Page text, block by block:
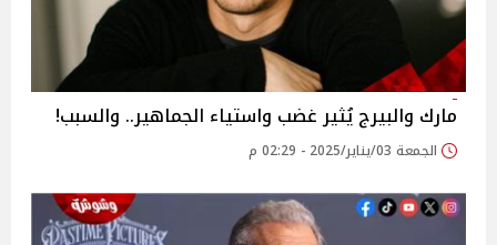
مارك والبيرج يُثير غضب واستياء الجماهير.. والسبب!
الجمعة 03/يناير/2025 - 02:29 م